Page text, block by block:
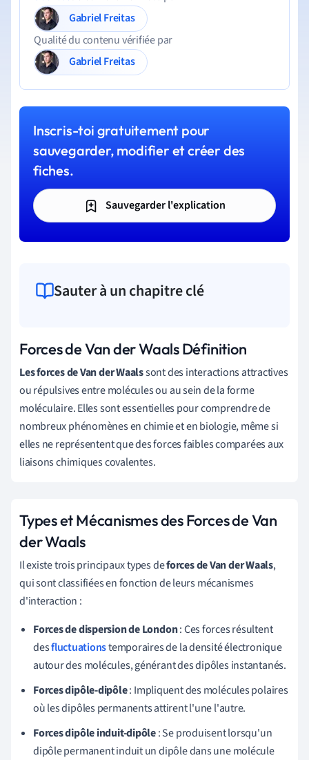
Gabriel Freitas
Qualité du contenu vérifiée par
Gabriel Freitas
Inscris-toi gratuitement pour
sauvegarder, modifier et créer des
fiches.
Sauvegarder l'explication
Sauter à un chapitre clé
Forces de Van der Waals Définition
Les forces de Van der Waalssont des interactions attractives
ou répulsives entre molécules ou au sein de la forme
moléculaire. Elles sont essentielles pour comprendre de
nombreux phénomènes en chimie et en biologie, même si
elles ne représentent que des forces faibles comparées aux
liaisons chimiques covalentes.
Types et Mécanismes des Forces de Van
der Waals
Il existe trois principaux types deforces de Van der Waals,
qui sont classifiées en fonction de leurs mécanismes
d'interaction :
Forces de dispersion de London: Ces forces résultent
desfluctuationstemporaires de la densité électronique
autour des molécules, générant des dipôles instantanés.
Forces dipôle-dipôle: Impliquent des molécules polaires
où les dipôles permanents attirent l'une l'autre.
Forces dipôle induit-dipôle: Se produisent lorsqu'un
dipôle permanent induit un dipôle dans une molécule